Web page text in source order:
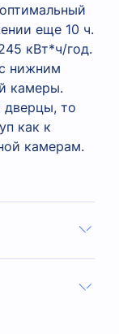
еще 10 ч.
кВт*ч/год.
нижним
камеры.
дверцы, то
как к
камерам.